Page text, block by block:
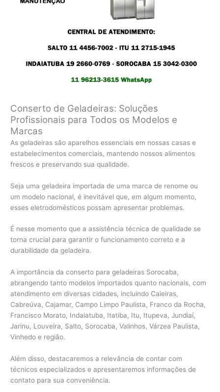
Conserto de Geladeiras: Soluções
Profissionais para Todos os Modelos e
Marcas
As geladeiras são aparelhos essenciais em nossas casas e
estabelecimentos comerciais, mantendo nossos alimentos
frescos e preservando sua qualidade.
Seja uma geladeira importada de uma marca de renome ou
um modelo nacional, é inevitável que, em algum momento,
esses eletrodomésticos possam apresentar problemas.
É nesse momento que a assistência técnica de qualidade se
torna crucial para garantir o funcionamento correto e a
durabilidade da geladeira.
A importância da conserto para geladeiras Sorocaba,
abrangendo tanto modelos importados quanto nacionais, com
atendimento em diversas cidades, incluindo Caieiras,
Cabreúva, Cajamar, Campo Limpo Paulista, Franco da Rocha,
Francisco Morato, Indaiatuba, Itatiba, Itu, Itupeva, Jundiaí,
Jarinu, Louveira, Salto, Sorocaba, Valinhos, Várzea Paulista,
Vinhedo e região.
Além disso, destacaremos a relevância de contar com
técnicos especializados e apresentaremos informações de
contato para sua conveniência.